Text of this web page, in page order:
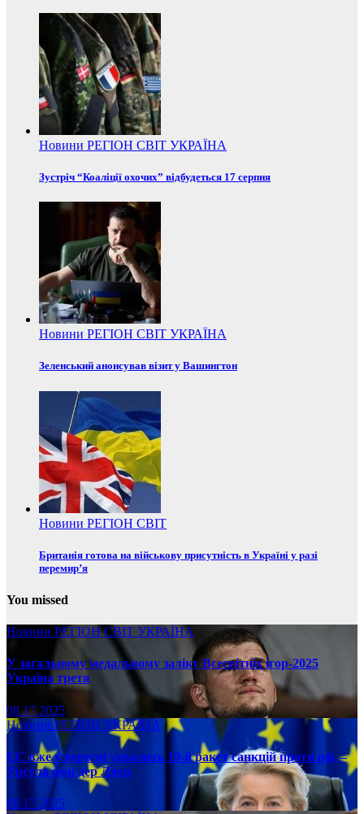
Новини РЕГІОН СВІТ УКРАЇНА
Зустріч “Коаліції охочих” відбудеться 17 серпня
Новини РЕГІОН СВІТ УКРАЇНА
Зеленський анонсував візит у Вашингтон
Новини РЕГІОН СВІТ
Британія готова на військову присутність в Україні у разі
перемир’я
You missed
Новини РЕГІОНСВІТ УКРАЇНА
У загальному медальному заліку Всесвітніх ігор-2025
Україна третя
08.17.2025
НовиниРЕГІОН УКРАЇНА
ЄС вже у вересні ухвалить 19-й ракет санкцій проти рф, –
Урсула фон дер Ляєн
08.17.2025